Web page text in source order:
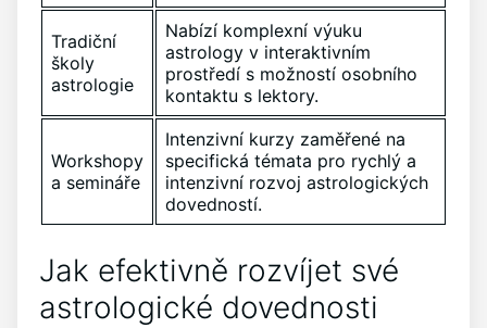
Tradiční
školy
astrologie
Nabízí komplexní výuku
astrology v interaktivním
prostředí s možností osobního
kontaktu s lektory.
Workshopy
a semináře
Intenzivní kurzy zaměřené na
specifická témata pro rychlý a
intenzivní rozvoj astrologických
dovedností.
Jak efektivně rozvíjet své
astrologické dovednosti